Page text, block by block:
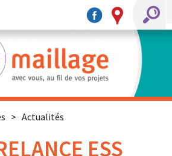
> Actualités
ESS